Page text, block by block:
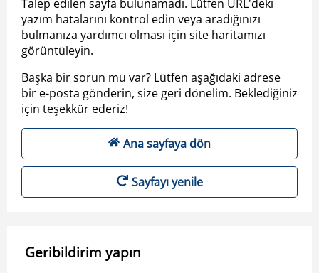
Talep edilen sayfa bulunamadı. Lütfen URL'deki
yazım hatalarını kontrol edin veya aradığınızı
bulmanıza yardımcı olması için site haritamızı
görüntüleyin.
Başka bir sorun mu var? Lütfen aşağıdaki adrese
bir e-posta gönderin, size geri dönelim. Beklediğiniz
için teşekkür ederiz!
Ana sayfaya dön
Sayfayı yenile
Geribildirim yapın